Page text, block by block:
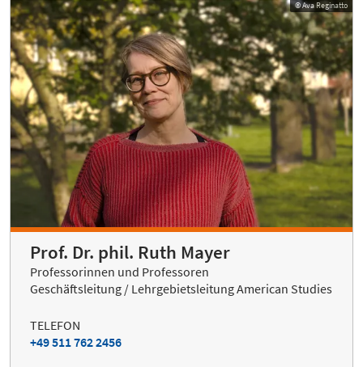
© Ava Reginatto
Prof. Dr. phil. Ruth Mayer
Professorinnen und Professoren
Geschäftsleitung / Lehrgebietsleitung American Studies
TELEFON
+49 511 762 2456